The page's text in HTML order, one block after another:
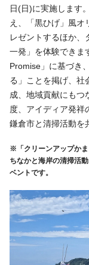
日(日)に実施します
え、「黒ひげ」風オ
レゼントするほか、
一発」を体験できま
Promise 」に基づき
る」ことを掲げ、社
成、地域貢献にもつ
度、アイディア発祥
鎌倉市と清掃活動を
※「クリーンアップか
ちなかと海岸の清掃活
ベントです。